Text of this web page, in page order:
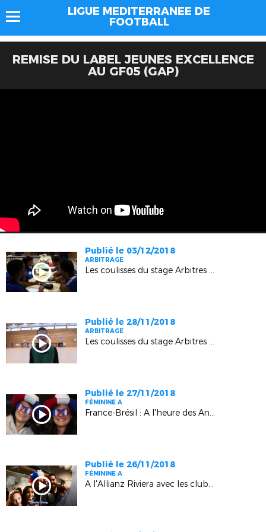
LIGUE MEDITERRANEE DE
FOOTBALL
REMISE DU LABEL JEUNES EXCELLENCE
AU GF05 (GAP)
Publié le 03/12/2018
ARBITRAGE
Les coulisses du stage Arbitres Elite Ligue (2) (La Londe-les-Maures)
Publié le 28/11/2018
ARBITRAGE
Les coulisses du stage Arbitres Elite Ligue (1) (La Londe-les-Maures)
Publié le 27/11/2018
FÉMININE A
France-Brésil : A l'heure des Animations LMF
Publié le 26/11/2018
FÉMININE A
A l'Allianz Riviera avec les clubs (Nice)